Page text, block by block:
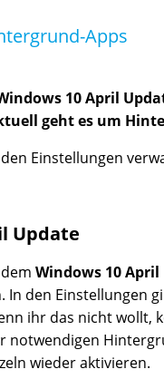
Apps
10 April
geht es um
Einstellungen
Update
Windows 10 April
den Einstellungen
ihr das nicht wollt,
notwendigen
wieder aktivieren.